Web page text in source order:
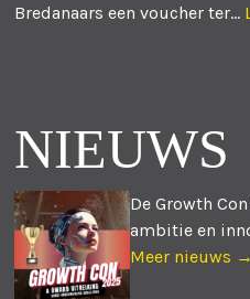
Bredanaars een voucher ter...
NIEUWS
De Growth
ambitie en
Meer nieuws →